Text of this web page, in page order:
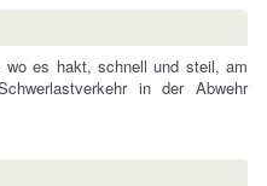
wo es hakt, schnell und steil, am
in der Abwehr